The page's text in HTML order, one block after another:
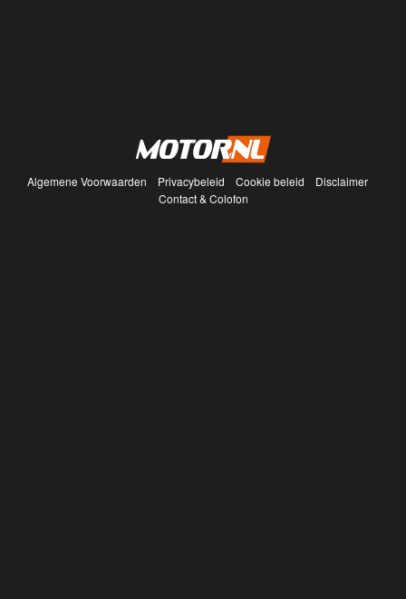
Algemene Voorwaarden Privacybeleid Cookie beleid
Disclaimer
Contact & Colofon